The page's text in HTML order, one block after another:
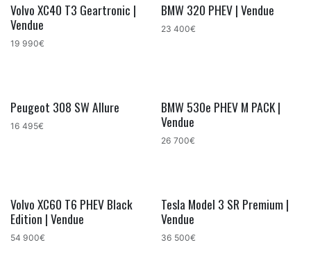
Volvo XC40 T3 Geartronic |
Vendue
19 990€
BMW 320 PHEV | Vendue
23 400€
Peugeot 308 SW Allure
16 495€
BMW 530e PHEV M PACK |
Vendue
26 700€
Volvo XC60 T6 PHEV Black
Edition | Vendue
54 900€
Tesla Model 3 SR Premium |
Vendue
36 500€